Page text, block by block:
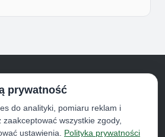
zadaszto.pl
RealizacjeBlogFAQKontakt
prywatność
do analityki, pomiaru reklam i
wszystkie zgody,
ustawienia. Polityka prywatności